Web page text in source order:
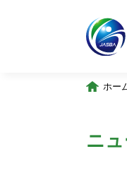
ホー
ニ